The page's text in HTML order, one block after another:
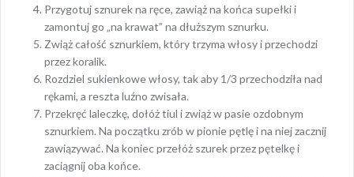
Przygotuj sznurek na ręce, zawiąż na końca supełki i
zamontuj go „na krawat” na dłuższym sznurku.
Zwiąż całość sznurkiem, który trzyma włosy i przechodzi
przez koralik.
Rozdziel sukienkowe włosy, tak aby 1/3 przechodziła nad
rękami, a reszta luźno zwisała.
Przekręć laleczkę, dołóż tiul i zwiąż w pasie ozdobnym
sznurkiem. Na początku zrób w pionie pętlę i na niej zacznij
zawiązywać. Na koniec przełóż szurek przez pętelkę i
zaciągnij oba końce.